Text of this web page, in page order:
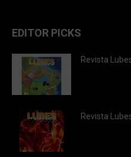
EDITOR PICKS
Revista
Revista